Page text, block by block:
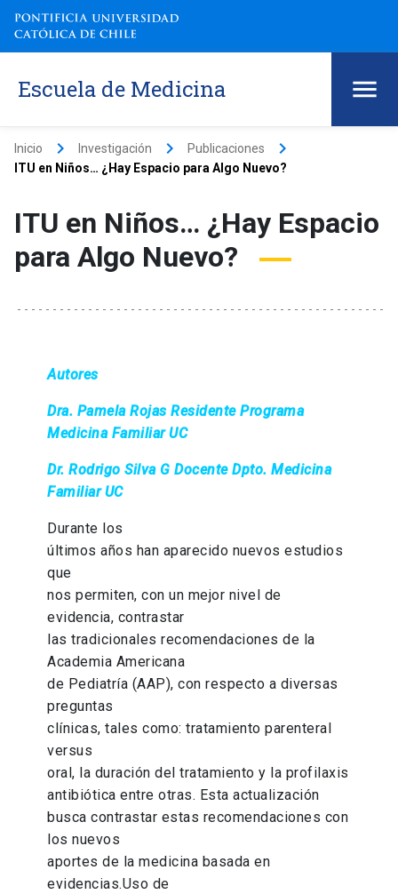
Escuela de Medicina
Inicio keyboard_arrow_right Investigación keyboard_arrow_right Publicaciones keyboard_arrow_right
ITU en Niños… ¿Hay Espacio para Algo Nuevo?
ITU en Niños… ¿Hay Espacio
para Algo Nuevo?
Autores
Dra. Pamela Rojas Residente Programa
Medicina Familiar UC
Dr. Rodrigo Silva G Docente Dpto. Medicina
Familiar UC
Durante los
últimos años han aparecido nuevos estudios
que
nos permiten, con un mejor nivel de
evidencia, contrastar
las tradicionales recomendaciones de la
Academia Americana
de Pediatría (AAP), con respecto a diversas
preguntas
clínicas, tales como: tratamiento parenteral
versus
oral, la duración del tratamiento y la profilaxis
antibiótica entre otras. Esta actualización
busca contrastar estas recomendaciones con
los nuevos
aportes de la medicina basada en
evidencias.Uso de